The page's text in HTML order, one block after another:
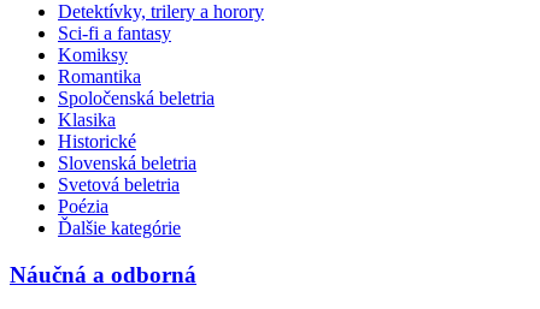
Detektívky, trilery a horory
Sci-fi a fantasy
Komiksy
Romantika
Spoločenská beletria
Klasika
Historické
Slovenská beletria
Svetová beletria
Poézia
Ďalšie kategórie
Náučná a odborná